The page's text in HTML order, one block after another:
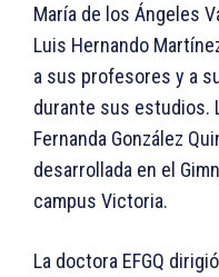
María de los Ángeles
Luis Hernando
a sus profesores y a
durante sus estudios.
Fernanda González
desarrollada en el
campus Victoria.
La doctora EFGQ